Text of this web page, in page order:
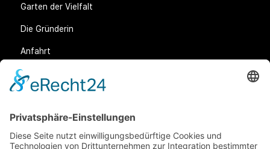
Garten der Vielfalt
Die Gründerin
Anfahrt
Rechtliches
Allgemeine Geschäftsbedingungen (AGB)
Datenschutz